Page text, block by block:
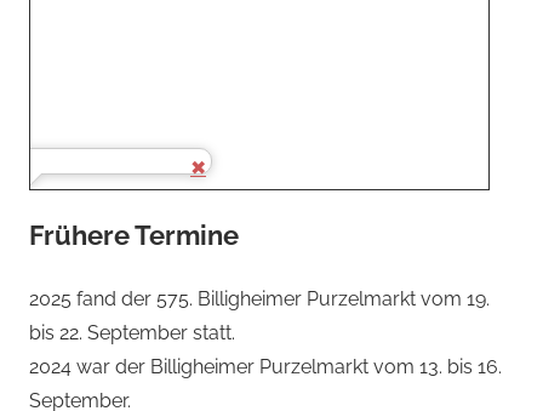
Frühere Termine
2025 fand der 575. Billigheimer Purzelmarkt vom 19.
bis 22. September statt.
2024 war der Billigheimer Purzelmarkt vom 13. bis 16.
September.